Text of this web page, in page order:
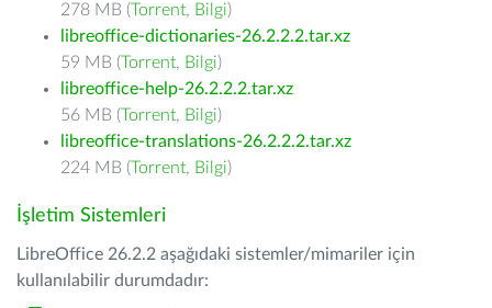
278 MB (Torrent, Bilgi)
libreoffice-dictionaries-26.2.2.2.tar.xz
59 MB (Torrent, Bilgi)
libreoffice-help-26.2.2.2.tar.xz
56 MB (Torrent, Bilgi)
libreoffice-translations-26.2.2.2.tar.xz
224 MB (Torrent, Bilgi)
İşletim Sistemleri
LibreOffice 26.2.2 aşağıdaki sistemler/mimariler için
kullanılabilir durumdadır: